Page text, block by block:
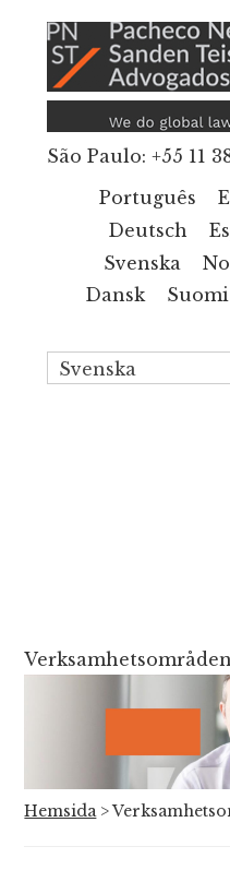
huvudinnehåll
Additional
menu
São Paulo: +55 11
Português
Deutsch
Svenska
Dansk
Suomi
Svenska
Verksamhetsområden
Hemsida>